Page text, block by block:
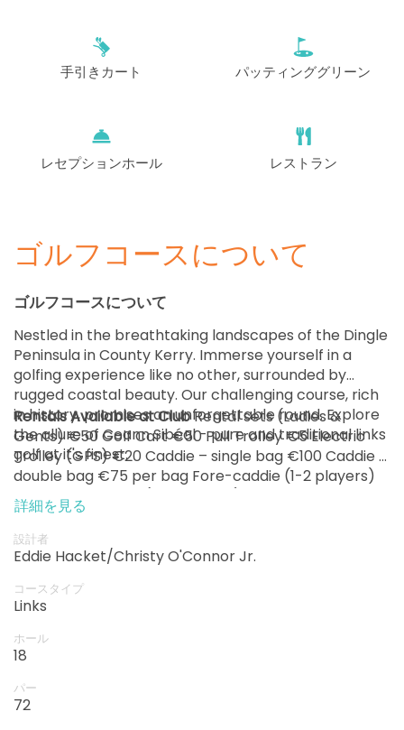
開始
EUR 199
15:10 1-4名
15:20 1-4名
EUR 199
15:30 1-4名
開始
EUR 199
15:40 1-4名
開始
EUR 199
15:50
16:00 1-4名
手引きカート パッティンググリーン
レセプションホール レストラン
ゴルフコースについて
ゴルフコースについて
Nestled in the breathtaking landscapes of the Dingle
Peninsula in County Kerry. Immerse yourself in a
golfing experience like no other, surrounded by
rugged coastal beauty. Our challenging course, rich
in history, promises an unforgettable round. Explore
the allure of Ceann Sibéal - pure and traditional links
golf at it's finest.
Rentals Available at ClubRental sets (Ladies &
Gents) €50 Golf Cart €50 Pull Trolley €5 Electric
Trolley (GPS) €20 Caddie – single bag €100 Caddie –
double bag €75 per bag Fore-caddie (1-2 players)
€100 Fore-caddie (3-4 players) €150
詳細を見る
設計者
Eddie Hacket/Christy O'Connor Jr.
コースタイプ
Links
ホール
18
パー
72